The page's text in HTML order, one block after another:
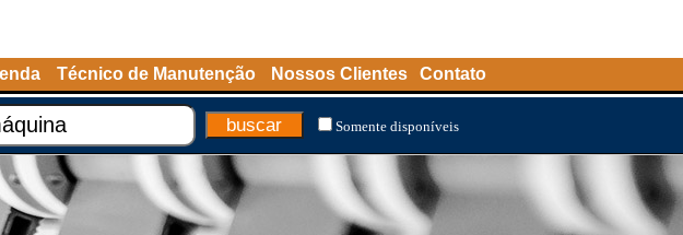
Técnico de Manutenção Nossos Clientes Contato
Somente disponíveis